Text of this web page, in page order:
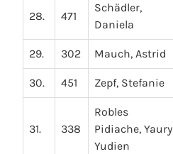
28. 471
Schädler,
Daniela
29. 302 Mauch, Astrid
30. 451 Zepf, Stefanie
31. 338
Robles
Pidiache, Yaury
Yudien